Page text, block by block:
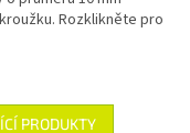
Rozklikněte pro
PRODUKTY